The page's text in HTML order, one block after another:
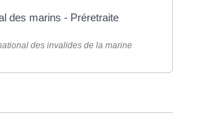
des marins - Préretraite
des invalides de la marine